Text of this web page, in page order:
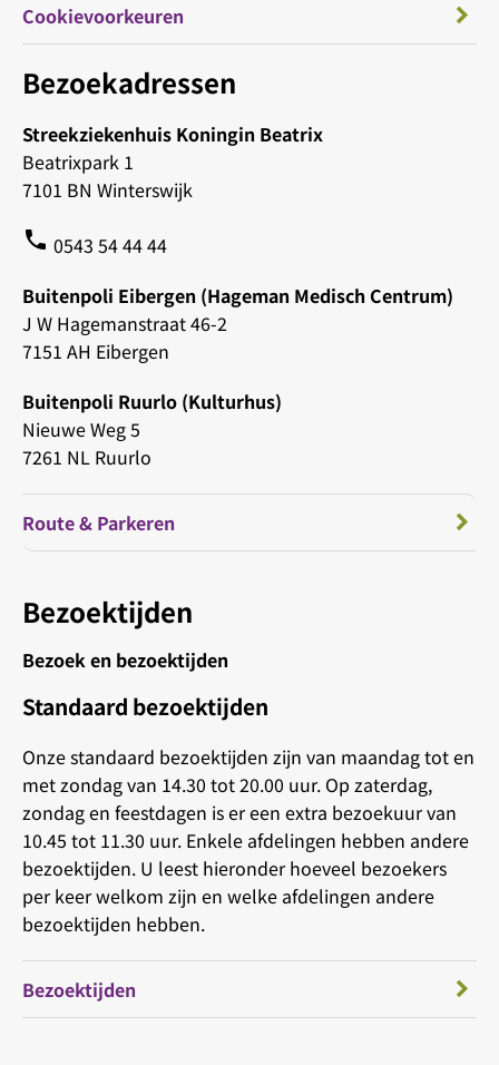
Bezoekadressen
Streekziekenhuis Koningin Beatrix
Beatrixpark 1
7101 BN Winterswijk
phone 0543 54 44 44
Buitenpoli Eibergen (Hageman Medisch Centrum)
J W Hagemanstraat 46-2
7151 AH Eibergen
Buitenpoli Ruurlo (Kulturhus)
Nieuwe Weg 5
7261 NL Ruurlo
Route & Parkeren
Bezoektijden
Bezoek en bezoektijden
Standaard bezoektijden
Onze standaard bezoektijden zijn van maandag tot en
met zondag van 14.30 tot 20.00 uur. Op zaterdag,
zondag en feestdagen is er een extra bezoekuur van
10.45 tot 11.30 uur. Enkele afdelingen hebben andere
bezoektijden. U leest hieronder hoeveel bezoekers
per keer welkom zijn en welke afdelingen andere
bezoektijden hebben.
Bezoektijden
Cookievoorkeuren